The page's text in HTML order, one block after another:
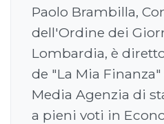
Paolo Brambilla,
dell'Ordine dei
Lombardia, è
de "La Mia
Media Agenzia di
a pieni voti in